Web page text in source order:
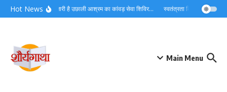
Skip to content
Hot Newsलगातार जारी है उछाली आश्रम का कांवड़ सेवा शिविर… स्वतंत्रता दिवस को देशभक्ति
Main Menu